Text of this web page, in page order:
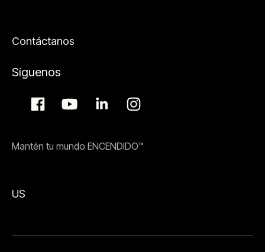
Contáctanos
Síguenos
Mantén tu mundo ENCENDIDO™
US